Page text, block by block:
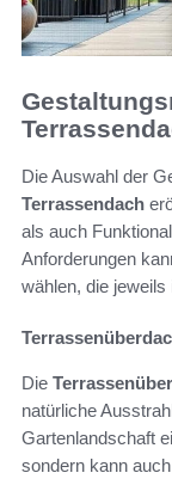
Die Auswahl der
Terrassendach
als auch
Anforderungen
wählen, die jeweils
Die
natürliche
Gartenlandschaft
sondern kann